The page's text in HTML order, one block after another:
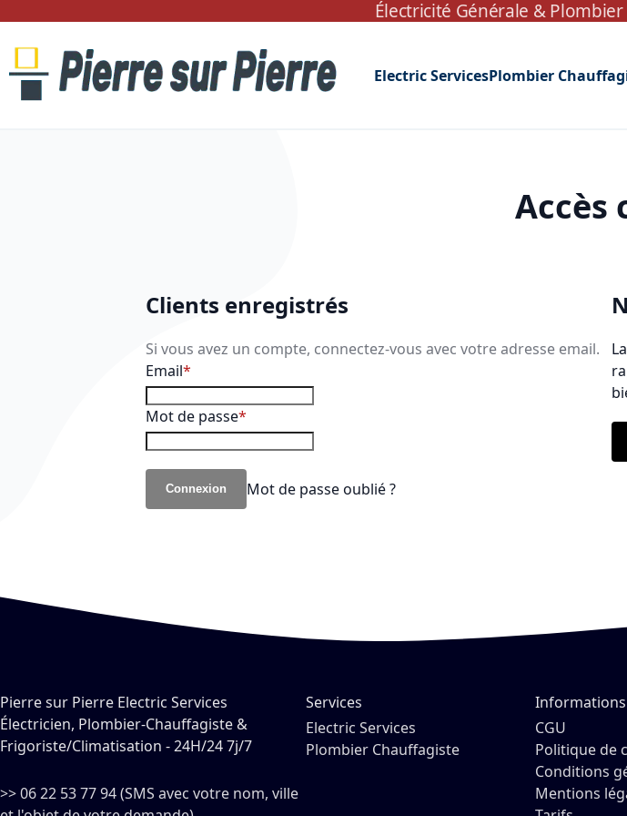
Allez au contenu Électricité Générale &
Electric ServicesPlombier
Accès
Clients enregistrés
Si vous avez un compte, connectez-vous avec votre adresse email.
Email
Mot de passe
Connexion Mot de passe oublié ?
Pierre sur Pierre Electric Services
Électricien, Plombier-Chauffagiste &
Frigoriste/Climatisation - 24H/24 7j/7
>> 06 22 53 77 94 (SMS avec votre nom, ville
Services
Electric Services
Plombier Chauffagiste
Informations
CGU
Politique de
Conditions
Mentions